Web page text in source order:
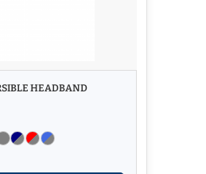
HEADBAND